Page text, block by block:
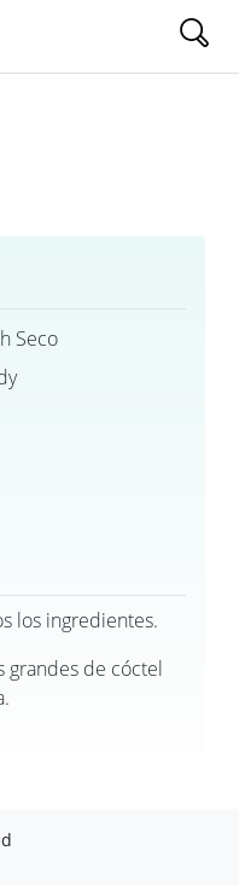
Seco
los ingredientes.
grandes de cóctel